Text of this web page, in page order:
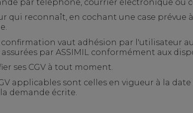
par téléphone, courrier électronique ou
qui reconnaît, en cochant une case prévue
vaut adhésion par l'utilisateur
par ASSIMIL conformément aux
ses CGV à tout moment.
applicables sont celles en vigueur à la
demande écrite.